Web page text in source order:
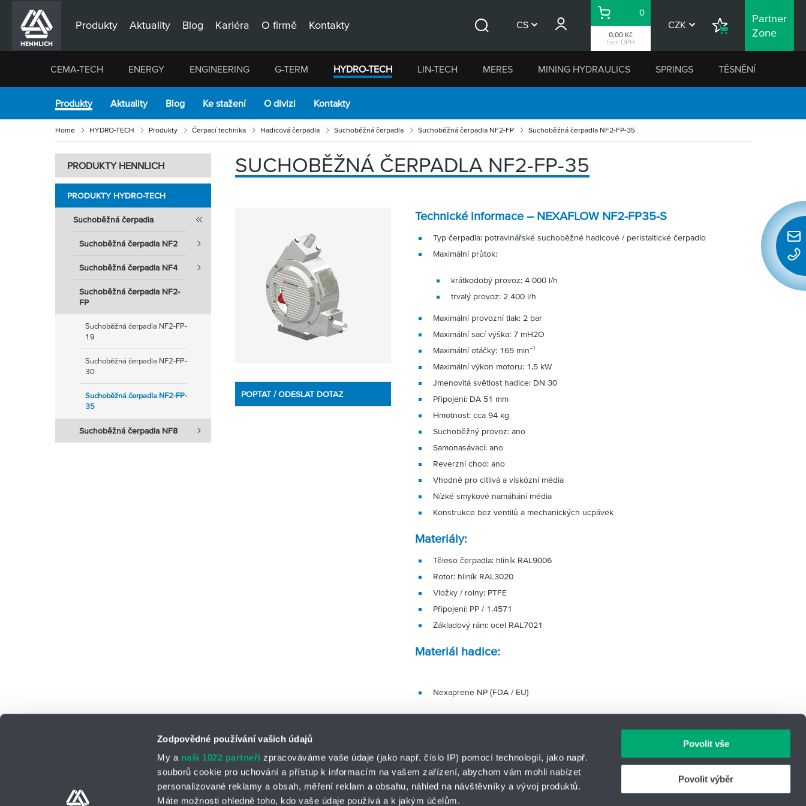
Zodpovědné používání vašich údajů
My a naši 1022 partneři zpracováváme vaše údaje (jako např. číslo IP) pomocí technologií, jako např.
souborů cookie pro uchování a přístup k informacím na vašem zařízení, abychom vám mohli nabízet
personalizované reklamy a obsah, měření reklam a obsahu, náhled na návštěvníky a vývoj produktů.
Máte možnosti ohledně toho, kdo vaše údaje používá a k jakým účelům.
Povolit vše
Povolit výběr
Produkty Aktuality Blog Kariéra O firmě Kontakty CS
0,00 Kč
bez DPH
Košík
0
CZK
Nákupní
Partner
Zone
CEMA-TECH ENERGY ENGINEERING G-TERM HYDRO-TECH LIN-TECH MERES MINING HYDRAULICS SPRINGS TĚSNĚNÍ
Produkty Aktuality Blog Ke stažení O divizi Kontakty
Home HYDRO-TECH Produkty Čerpací technika Hadicová čerpadla Suchoběžná čerpadla Suchoběžná čerpadla NF2-FP Suchoběžná čerpadla NF2-FP-35
PRODUKTY HENNLICH
PRODUKTY HYDRO-TECH
Suchoběžná čerpadla
Suchoběžná čerpadla NF2
Suchoběžná čerpadla NF4
Suchoběžná čerpadla NF2-
FP
Suchoběžná čerpadla NF2-FP-
19
Suchoběžná čerpadla NF2-FP-
30
Suchoběžná čerpadla NF2-FP-
35
Suchoběžná čerpadla NF8
SUCHOBĚŽNÁ ČERPADLA NF2-FP-35
POPTAT / ODESLAT DOTAZ
Technické informace – NEXAFLOW NF2-FP35-S
Typ čerpadla: potravinářské suchoběžné hadicové / peristaltické čerpadlo
Maximální průtok:
krátkodobý provoz: 4 000 l/h
trvalý provoz: 2 400 l/h
Maximální provozní tlak: 2 bar
Maximální sací výška: 7 mH2O
Maximální otáčky: 165 min⁻¹
Maximální výkon motoru: 1,5 kW
Jmenovitá světlost hadice: DN 30
Připojení: DA 51 mm
Hmotnost: cca 94 kg
Suchoběžný provoz: ano
Samonasávací: ano
Reverzní chod: ano
Vhodné pro citlivá a viskózní média
Nízké smykové namáhání média
Konstrukce bez ventilů a mechanických ucpávek
Materiály:
Těleso čerpadla: hliník RAL9006
Rotor: hliník RAL3020
Vložky / rolny: PTFE
Připojení: PP / 1.4571
Základový rám: ocel RAL7021
Materiál hadice:
Nexaprene NP (FDA / EU)
Kontaktní osoby Kontaktní formulář
o.z. HYDRO-TECH
HENNLICH s.r.o.
IČO: 14869446